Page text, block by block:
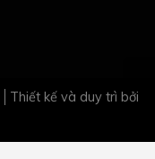
Thiết kế và duy trì bởi